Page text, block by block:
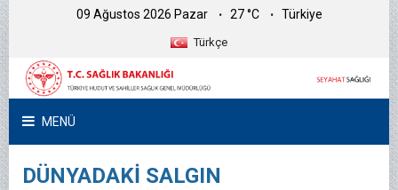
09 Ağustos 2026 Pazar 27 °C Türkiye
Türkçe
MENÜ
DÜNYADAKİ SALGIN